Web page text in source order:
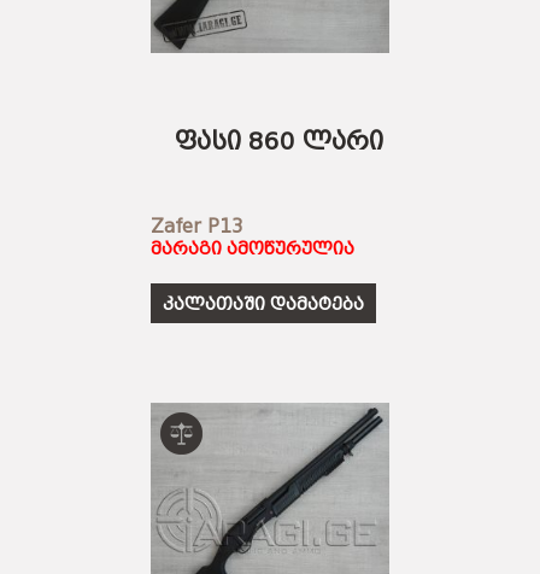
ფასი 860 ლარი
Zafer P13
მარაგი ამოწურულია
კალათაში დამატება